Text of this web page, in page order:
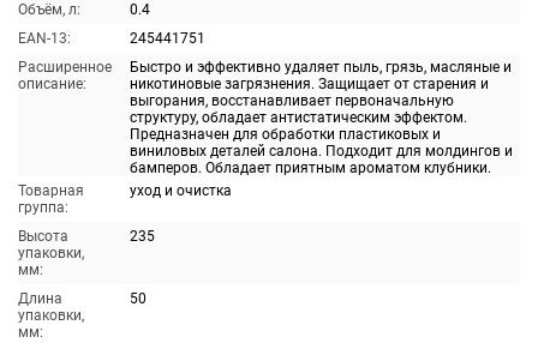
Объём, л:
0.4
EAN-13:
245441751
Расширенное
описание:
Быстро и эффективно удаляет пыль, грязь, масляные и
никотиновые загрязнения. Защищает от старения и
выгорания, восстанавливает первоначальную
структуру, обладает антистатическим эффектом.
Предназначен для обработки пластиковых и
виниловых деталей салона. Подходит для молдингов и
бамперов. Обладает приятным ароматом клубники.
Товарная
группа:
уход и очистка
Высота
упаковки,
мм:
235
Длина
упаковки,
мм:
50